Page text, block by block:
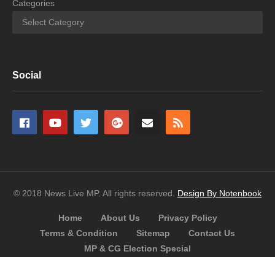
Categories
Social
© 2018 News Live MP. All rights reserved. Design By Notenbook
Home About Us
Privacy Policy
Terms & Condition
Sitemap
Contact Us
MP & CG Election Special